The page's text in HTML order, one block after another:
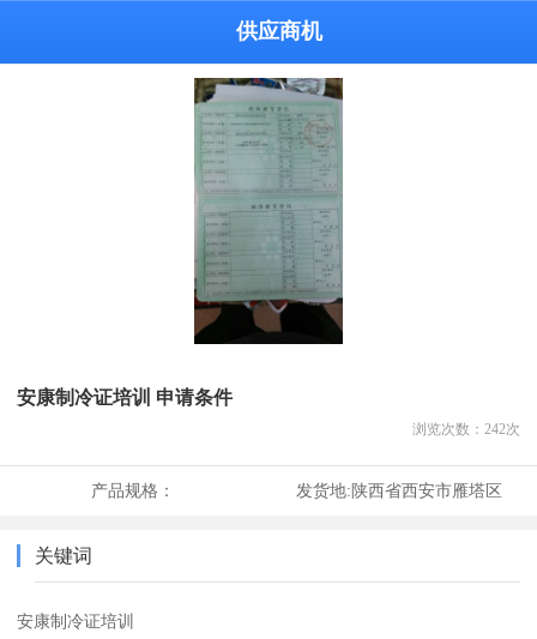
供应商机
安康制冷证培训 申请条件
浏览次数： 242次
产品规格： 发货地:陕西省西安市雁塔区
关键词
安康制冷证培训